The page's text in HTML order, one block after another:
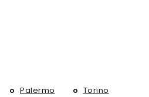
Palermo Torino